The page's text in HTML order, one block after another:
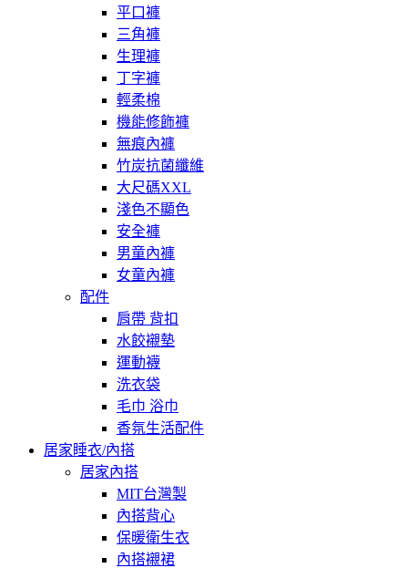
平口褲
三角褲
生理褲
丁字褲
輕柔棉
機能修飾褲
無痕內褲
竹炭抗菌纖維
大尺碼XXL
淺色不顯色
安全褲
男童內褲
女童內褲
配件
肩帶 背扣
水餃襯墊
運動襪
洗衣袋
毛巾 浴巾
香氛生活配件
居家睡衣/內搭
居家內搭
MIT台灣製
內搭背心
保暖衛生衣
內搭襯裙